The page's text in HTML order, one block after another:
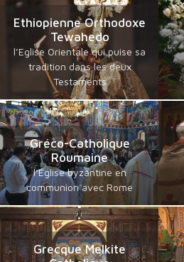
Ethiopienne Orthodoxe
Tewahedo
l’Eglise Orientale qui puise sa
tradition dans les deux
Testaments
Gréco-Catholique
Roumaine
l’Eglise byzantine en
communion avec Rome
Grecque Melkite